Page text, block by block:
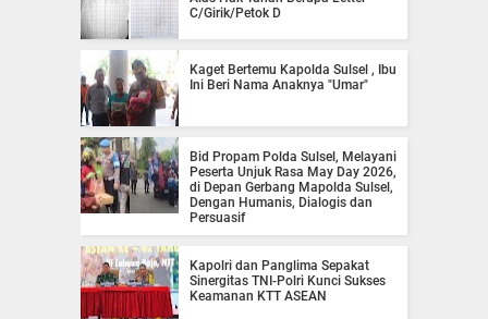
C/Girik/Petok D
Kaget Bertemu Kapolda Sulsel , Ibu
Ini Beri Nama Anaknya "Umar"
Bid Propam Polda Sulsel, Melayani
Peserta Unjuk Rasa May Day 2026,
di Depan Gerbang Mapolda Sulsel,
Dengan Humanis, Dialogis dan
Persuasif
Kapolri dan Panglima Sepakat
Sinergitas TNI-Polri Kunci Sukses
Keamanan KTT ASEAN